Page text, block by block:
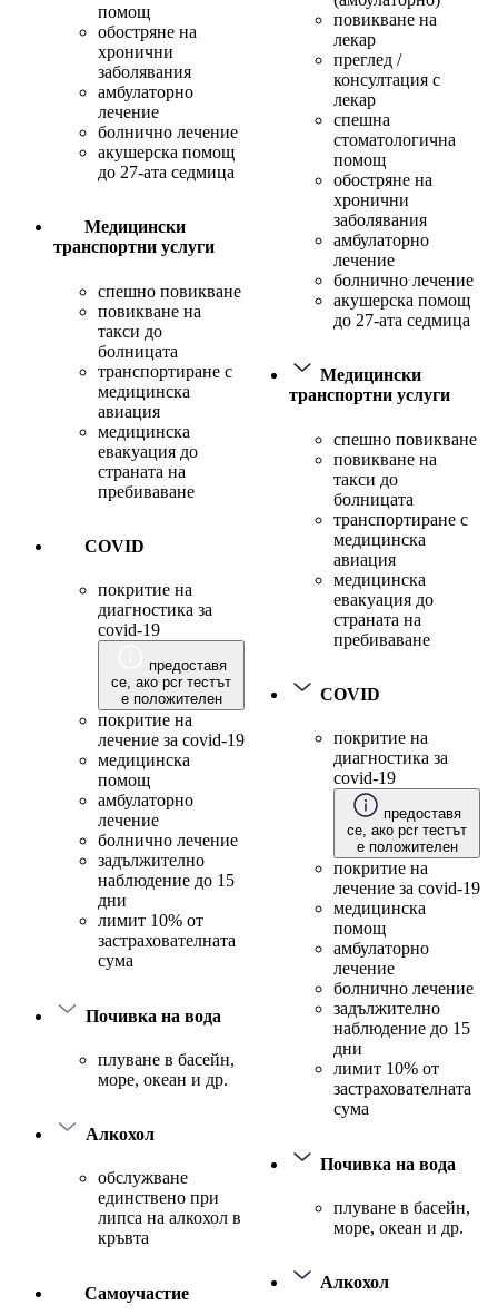
помощ
обостряне на
хронични
заболявания
амбулаторно
лечение
болнично лечение
акушерска помощ
до 27-ата седмица
Медицински
транспортни услуги
спешно повикване
повикване на
такси до
болницата
транспортиране с
медицинска
авиация
медицинска
евакуация до
страната на
пребиваване
COVID
покритие на
диагностика за
covid-19
предоставя
се, ако pcr тестът
е положителен
покритие на
лечение за covid-19
медицинска
помощ
амбулаторно
лечение
болнично лечение
задължително
наблюдение до 15
дни
лимит 10% от
застрахователната
сума
Почивка на вода
плуване в басейн,
море, океан и др.
Алкохол
обслужване
единствено при
липса на алкохол в
кръвта
Самоучастие
повикване на
лекар
преглед /
консултация с
лекар
спешна
стоматологична
помощ
обостряне на
хронични
заболявания
амбулаторно
лечение
болнично лечение
акушерска помощ
до 27-ата седмица
Медицински
транспортни услуги
спешно повикване
повикване на
такси до
болницата
транспортиране с
медицинска
авиация
медицинска
евакуация до
страната на
пребиваване
COVID
покритие на
диагностика за
covid-19
предоставя
се, ако pcr тестът
е положителен
покритие на
лечение за covid-19
медицинска
помощ
амбулаторно
лечение
болнично лечение
задължително
наблюдение до 15
дни
лимит 10% от
застрахователната
сума
Почивка на вода
плуване в басейн,
море, океан и др.
Алкохол